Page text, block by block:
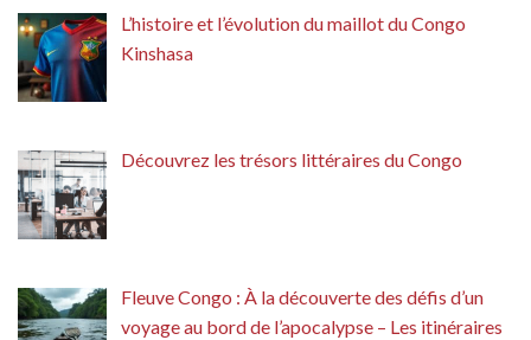
L’histoire et l’évolution du maillot du Congo
Kinshasa
Découvrez les trésors littéraires du Congo
Fleuve Congo : À la découverte des défis d’un
voyage au bord de l’apocalypse – Les itinéraires